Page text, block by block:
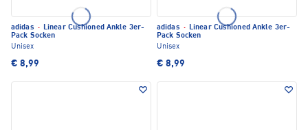
adidas · Linear Cushioned Ankle 3er-
Pack Socken
Unisex
€ 8,99
adidas · Linear Cushioned Ankle 3er-
Pack Socken
Unisex
€ 8,99